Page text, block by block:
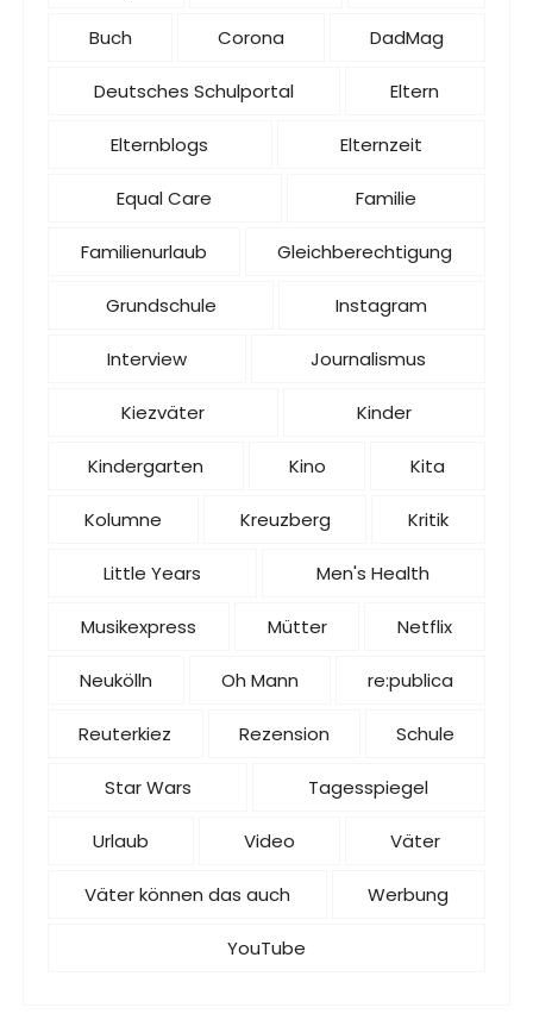
Buch Corona DadMag
Deutsches Schulportal Eltern
Elternblogs Elternzeit
Equal Care Familie
Familienurlaub Gleichberechtigung
Grundschule Instagram
Interview Journalismus
Kiezväter Kinder
Kindergarten Kino Kita
Kolumne Kreuzberg Kritik
Little Years Men's Health
Musikexpress Mütter Netflix
Neukölln Oh Mann re:publica
Reuterkiez Rezension Schule
Star Wars Tagesspiegel
Urlaub Video Väter
Väter können das auch Werbung
YouTube